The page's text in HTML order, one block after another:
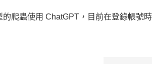
爬蟲使用 ChatGPT，目前在登錄帳號